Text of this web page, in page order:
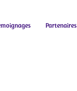
Partenaires